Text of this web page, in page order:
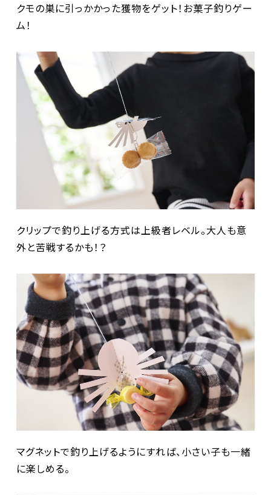
クモの巣に引っかかった獲物をゲット！お菓子釣りゲー
ム！
クリップで釣り上げる方式は上級者レベル。大人も意
外と苦戦するかも！？
マグネットで釣り上げるようにすれば、小さい子も一緒
に楽しめる。